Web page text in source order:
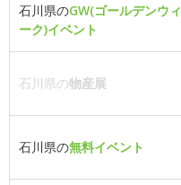
石川県のGW(ゴールデンウィ
ーク)イベント
石川県の物産展
石川県の無料イベント